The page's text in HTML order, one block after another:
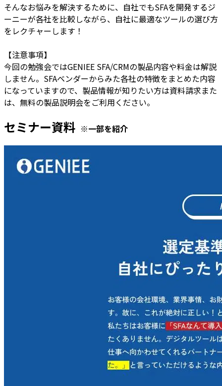
そんなお悩みを解決するために、自社でもSFAを開発するジ
ーニーが各社を比較しながら、自社に最適なツールの選び方
をレクチャーします！
【注意事項】
今回の勉強会ではGENIEE SFA/CRMの製品内容や料金は解説
しません。SFAベンダーからみた各社の特徴をまとめた内容
になっていますので、製品情報が知りたい方は資料請求また
は、無料の製品説明会をご利用ください。
セミナー資料 ※一部を紹介